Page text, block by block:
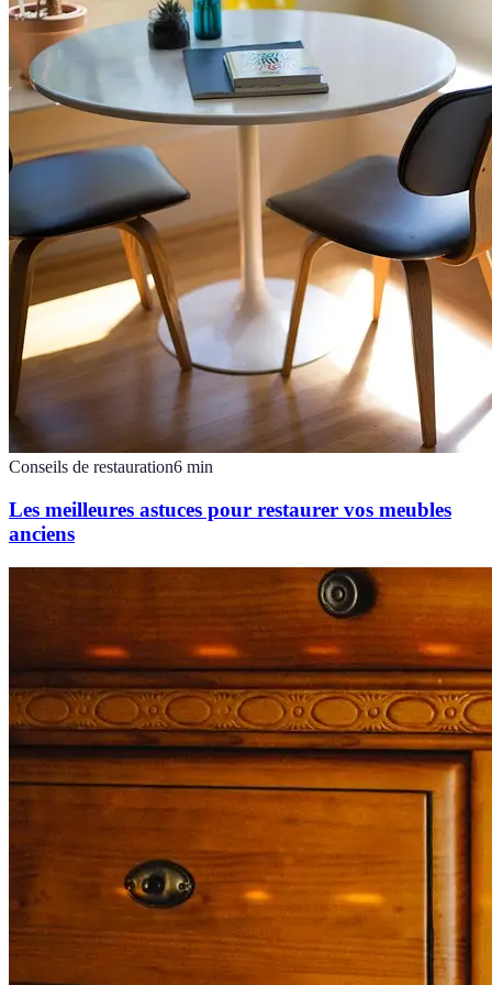
Conseils de restauration6 min
Les meilleures astuces pour restaurer vos meubles
anciens